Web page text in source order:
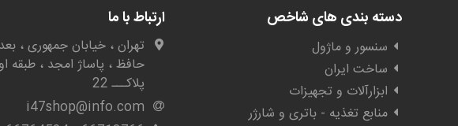
دسته بندی های شاخص
سنسور و ماژول
ساخت ایران
ابزارآلات و تجهیزات
منابع تغذیه - باتری و شارژر
ارتباط با ما
تهران ، خیابان جمهوری ،
حافظ ، پاساژ امجد ، طبقه
پلاکـــ 22
i47shop@info.com